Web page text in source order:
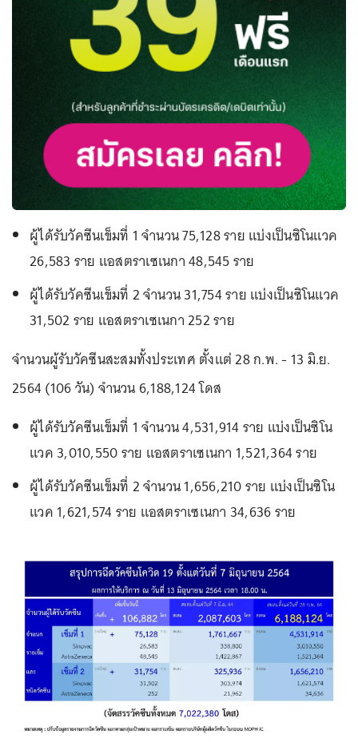
ผู้ได้รับวัคซีนเข็มที่ 1 จำนวน 75,128 ราย แบ่งเป็นซิโนแวค
26,583 ราย แอสตราเซเนกา 48,545 ราย
ผู้ได้รับวัคซีนเข็มที่ 2 จำนวน 31,754 ราย แบ่งเป็นซิโนแวค
31,502 ราย แอสตราเซเนกา 252 ราย
จำนวนผู้รับวัคซีนสะสมทั้งประเทศ ตั้งแต่ 28 ก.พ. - 13 มิ.ย.
2564 (106 วัน) จำนวน 6,188,124 โดส
ผู้ได้รับวัคซีนเข็มที่ 1 จำนวน 4,531,914 ราย แบ่งเป็นซิโน
แวค 3,010,550 ราย แอสตราเซเนกา 1,521,364 ราย
ผู้ได้รับวัคซีนเข็มที่ 2 จำนวน 1,656,210 ราย แบ่งเป็นซิโน
แวค 1,621,574 ราย แอสตราเซเนกา 34,636 ราย